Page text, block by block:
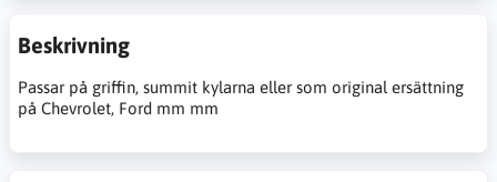
Beskrivning
Passar på griffin, summit kylarna eller som original ersättning
på Chevrolet, Ford mm mm